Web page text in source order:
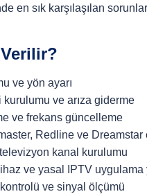
en sık karşılaşılan
ve yön ayarı
ve arıza giderme
ve frekans güncelleme
Redline ve Dreamstar
kanal kurulumu
ve yasal IPTV uygulama
ve sinyal ölçümü